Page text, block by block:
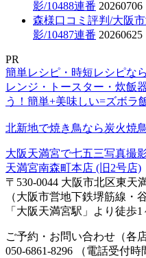
影/10488連番 20260706
森様口コミ評判/大阪
影/10487連番 20260625
PR
簡単レシピ・時短レシピな
レンジ・トースター・炊飯
う！簡単+美味しい=ズボラ
北新地で焼き鳥なら炭火焼
大阪天満宮で七五三写真
天満宮南森町本店 (旧2号店)
〒530-0044 大阪市北区東天
（大阪市営地下鉄堺筋線・
「大阪天満宮駅」より徒歩1
ご予約・お問い合わせ（各
050-6861-8296 （電話受付